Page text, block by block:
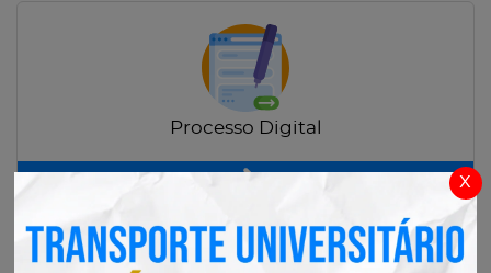
x
Processo Digital